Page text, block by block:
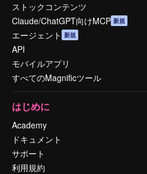
ストックコンテンツ
Claude/ChatGPT向けMCP 新規
エージェント 新規
API
モバイルアプリ
すべてのMagnificツール
はじめに
Academy
ドキュメント
サポート
利用規約